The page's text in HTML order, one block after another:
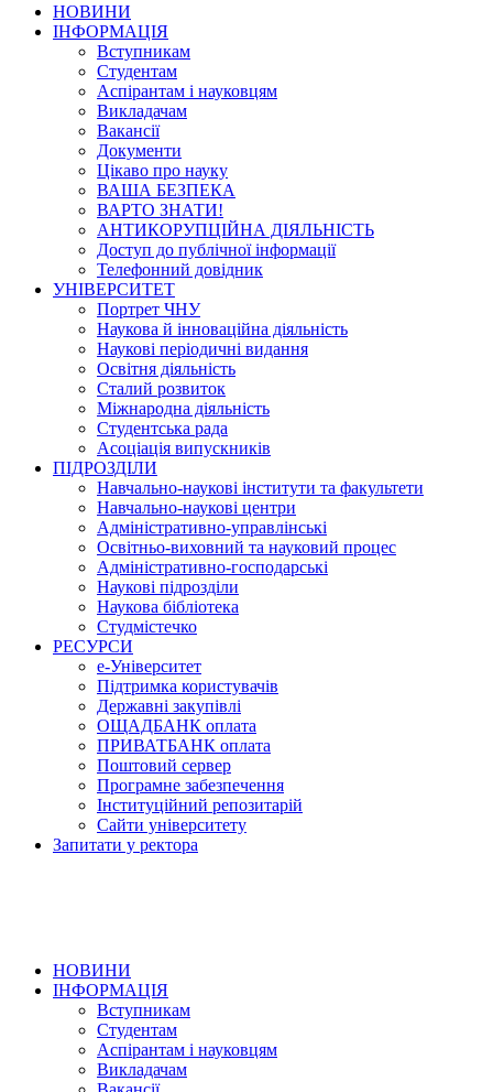
НОВИНИ
ІНФОРМАЦІЯ
Вступникам
Студентам
Аспірантам і науковцям
Викладачам
Вакансії
Документи
Цікаво про науку
ВАША БЕЗПЕКА
ВАРТО ЗНАТИ!
АНТИКОРУПЦІЙНА ДІЯЛЬНІСТЬ
Доступ до публічної інформації
Телефонний довідник
УНІВЕРСИТЕТ
Портрет ЧНУ
Наукова й інноваційна діяльність
Наукові періодичні видання
Освітня діяльність
Сталий розвиток
Міжнародна діяльність
Студентська рада
Асоціація випускників
ПІДРОЗДІЛИ
Навчально-наукові інститути та факультети
Навчально-наукові центри
Адміністративно-управлінські
Освітньо-виховний та науковий процес
Адміністративно-господарські
Наукові підрозділи
Наукова бібліотека
Студмістечко
РЕСУРСИ
е-Університет
Підтримка користувачів
Державні закупівлі
ОЩАДБАНК оплата
ПРИВАТБАНК оплата
Поштовий сервер
Програмне забезпечення
Інституційний репозитарій
Сайти університету
Запитати у ректора
НОВИНИ
ІНФОРМАЦІЯ
Вступникам
Студентам
Аспірантам і науковцям
Викладачам